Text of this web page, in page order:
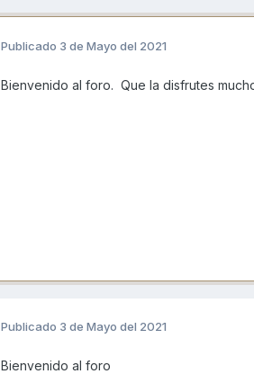
Publicado 3 de Mayo del 2021
Bienvenido al foro. Que la disfrutes
Publicado 3 de Mayo del 2021
Bienvenido al foro